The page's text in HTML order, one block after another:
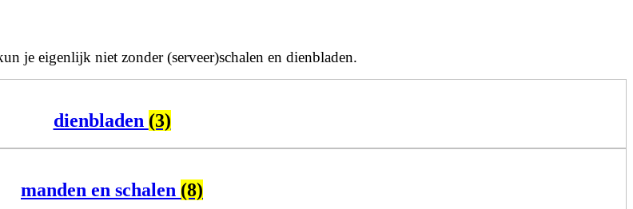
je eigenlijk niet zonder (serveer)schalen en dienbladen.
dienbladen (3)
manden en schalen (8)